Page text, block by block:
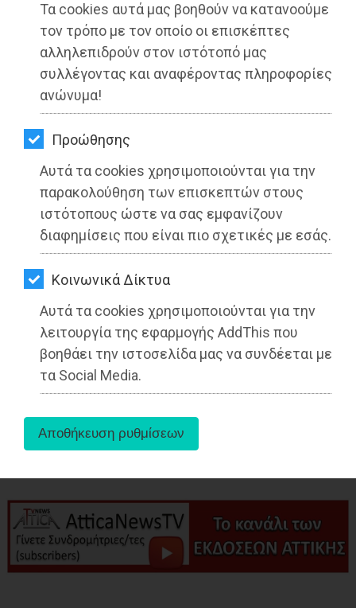
Τα cookies αυτά μας βοηθούν να κατανοούμε
τον τρόπο με τον οποίο οι επισκέπτες
αλληλεπιδρούν στον ιστότοπό μας
συλλέγοντας και αναφέροντας πληροφορίες
ανώνυμα!
Προώθησης
Αυτά τα cookies χρησιμοποιούνται για την
παρακολούθηση των επισκεπτών στους
ιστότοπους ώστε να σας εμφανίζουν
διαφημίσεις που είναι πιο σχετικές με εσάς.
Kοινωνικά Δίκτυα
Αυτά τα cookies χρησιμοποιούνται για την
λειτουργία της εφαρμογής AddThis που
βοηθάει την ιστοσελίδα μας να συνδέεται με
τα Social Media.
ΤΑΞΙΔΙΑ
ΕΞΟΔΟΣ
ΠΕΡΙΒΑΛΛΟΝ
ΚΑΤΟΙΚΙΔΙΟ
ΑΓΓΕΛΙΕΣ
ΕΦΗΜΕΡΙΔΕΣ
OΔΗΓΟΣ
ΑΓΟΡΑΣ
ΨΙΘΥΡΟΙ
ΑΠΟΣΤΟΛΗ
ΑΡΘΡΩΝ
ΠΕΡΙΦΕΡΕΙΑ ΑΤΤΙΚΗΣ: Δράσεις
ενημέρωσης και κινητοποίησης για
την αύξηση του ποσοστού
εμβολιασμών
Διαβάστηκε 1707 φορές
10-07-2021
Από τo Dimotisnews
aboutus
Αττική,ΤΟΠΙΚΗ ΑΥΤΟΔΙΟΙΚΗΣΗ